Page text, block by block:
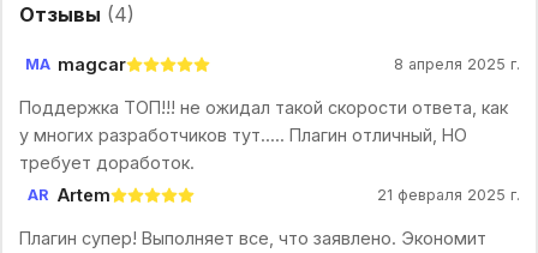
Отзывы (4)
MA magcar 8 апреля 2025 г.
Поддержка ТОП!!! не ожидал такой скорости ответа, как
у многих разработчиков тут..... Плагин отличный, НО
требует доработок.
AR Artem 21 февраля 2025 г.
Плагин супер! Выполняет все, что заявлено. Экономит